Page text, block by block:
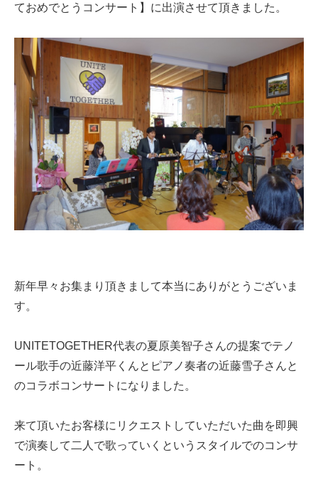
ておめでとうコンサート】に出演させて頂きました。
新年早々お集まり頂きまして本当にありがとうございま
す。
UNITETOGETHER代表の夏原美智子さんの提案でテノ
ール歌手の近藤洋平くんとピアノ奏者の近藤雪子さんと
のコラボコンサートになりました。
来て頂いたお客様にリクエストしていただいた曲を即興
で演奏して二人で歌っていくというスタイルでのコンサ
ート。